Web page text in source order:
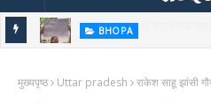
BHOPA
बड़ा खुलासा
मुख्यपृष्ठ Uttar pradesh राकेश साहू झांसी